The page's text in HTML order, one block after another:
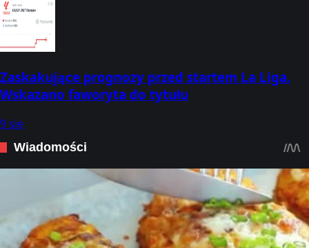
Zaskakujące prognozy przed startem La Liga.
Wskazano faworyta do tytułu
9 sie